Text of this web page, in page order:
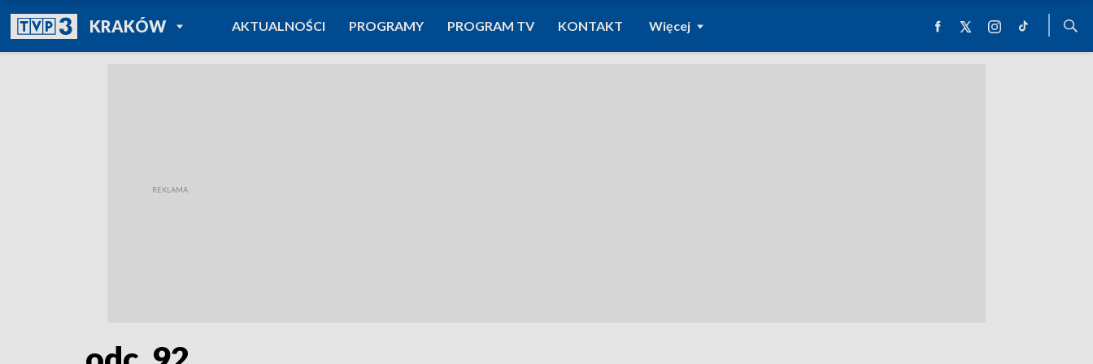
KRAKÓWPOWRÓT DO
TVP REGIONY
AKTUALNOŚCI PROGRAMY PROGRAM TV KONTAKT Więcej